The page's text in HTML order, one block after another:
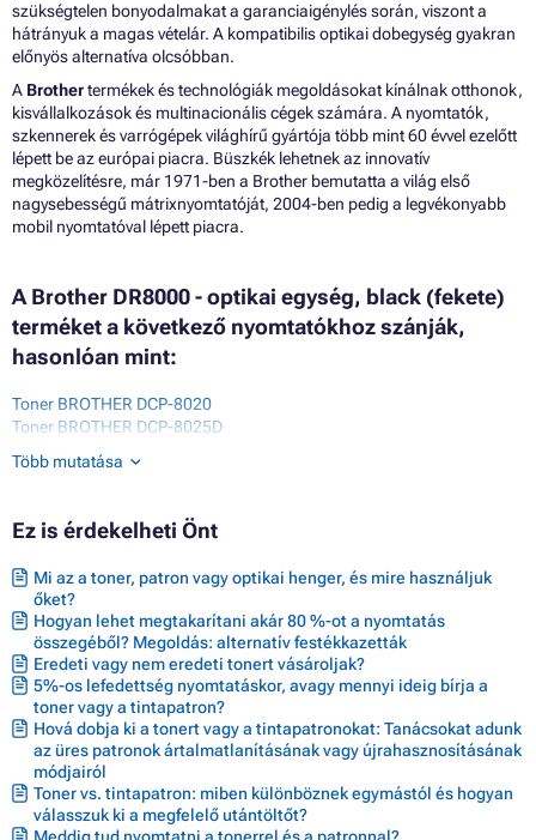
szükségtelen bonyodalmakat a garanciaigénylés során, viszont a
hátrányuk a magas vételár. A kompatibilis optikai dobegység gyakran
előnyös alternatíva olcsóbban.
A Brothertermékek és technológiák megoldásokat kínálnak otthonok,
kisvállalkozások és multinacionális cégek számára. A nyomtatók,
szkennerek és varrógépek világhírű gyártója több mint 60 évvel ezelőtt
lépett be az európai piacra. Büszkék lehetnek az innovatív
megközelítésre, már 1971-ben a Brother bemutatta a világ első
nagysebességű mátrixnyomtatóját, 2004-ben pedig a legvékonyabb
mobil nyomtatóval lépett piacra.
A Brother DR8000 - optikai egység, black (fekete)
terméket a következő nyomtatókhoz szánják,
hasonlóan mint:
Toner BROTHER DCP-8020
Toner BROTHER DCP-8025D
Toner BROTHER HL-1650
Toner BROTHER HL-1850
Toner BROTHER HL-5040
Toner BROTHER HL-5050
Toner BROTHER HL-5070N
Toner BROTHER MFC-8420
Toner BROTHER MFC-8820D
Toner BROTHER MFC-9070
Toner BROTHER MFC-9160
Toner BROTHER MFC-9180
Több mutatása
Ez is érdekelheti Önt
Mi az a toner, patron vagy optikai henger, és mire használjuk
őket?
Hogyan lehet megtakarítani akár 80 %-ot a nyomtatás
összegéből? Megoldás: alternatív festékkazetták
Eredeti vagy nem eredeti tonert vásároljak?
5%-os lefedettség nyomtatáskor, avagy mennyi ideig bírja a
toner vagy a tintapatron?
Hová dobja ki a tonert vagy a tintapatronokat: Tanácsokat adunk
az üres patronok ártalmatlanításának vagy újrahasznosításának
módjairól
Toner vs. tintapatron: miben különböznek egymástól és hogyan
válasszuk ki a megfelelő utántöltőt?